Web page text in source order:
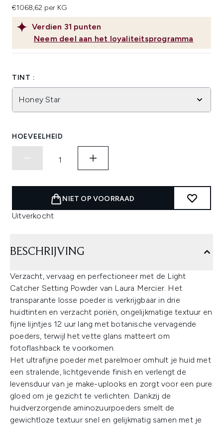
Verdien 31 punten
Neem deel aan het loyaliteitsprogramma
€1068,62 per KG
TINT :
Honey Star
HOEVEELHEID
NIET OP VOORRAAD
Uitverkocht
BESCHRIJVING
Verzacht, vervaag en perfectioneer met de Light
Catcher Setting Powder van Laura Mercier. Het
transparante losse poeder is verkrijgbaar in drie
huidtinten en verzacht poriën, ongelijkmatige textuur en
fijne lijntjes 12 uur lang met botanische vervagende
poeders, terwijl het vette glans matteert om
fotoflashback te voorkomen.
Het ultrafijne poeder met parelmoer omhult je huid met
een stralende, lichtgevende finish en verlengt de
levensduur van je make-uplooks en zorgt voor een pure
gloed om je gezicht te verlichten. Dankzij de
huidverzorgende aminozuurpoeders smelt de
gewichtloze textuur snel en gelijkmatig samen met je